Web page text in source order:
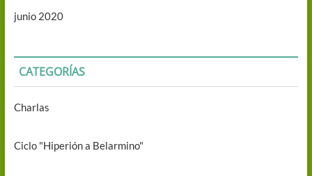
junio 2020
CATEGORÍAS
Charlas
Ciclo "Hiperión a Belarmino"